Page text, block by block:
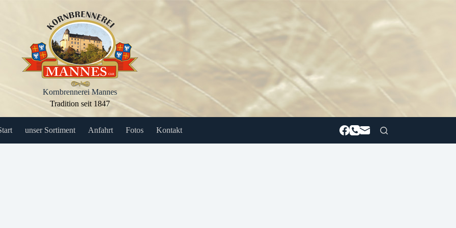
Kornbrennerei Mannes
Tradition seit 1847
unser Sortiment Anfahrt Fotos Kontakt